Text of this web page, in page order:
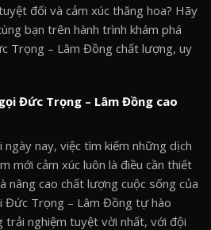
đối và cảm xúc thăng hoa? Hãy
bạn trên hành trình khám phá
Trọng – Lâm Đồng chất lượng, uy
Đức Trọng – Lâm Đồng cao
nay, việc tìm kiếm những dịch
mới cảm xúc luôn là điều cần thiết
nâng cao chất lượng cuộc sống của
Đức Trọng – Lâm Đồng tự hào
trải nghiệm tuyệt vời nhất, với đội